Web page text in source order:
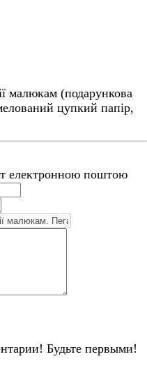
малюкам (подарункова
цупкий папір,
електронною поштою
Будьте первыми!